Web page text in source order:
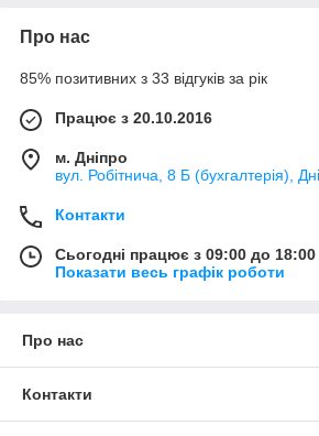
Про нас
85% позитивних з 33 відгуків за рік
Працює з 20.10.2016
м. Дніпро
вул. Робітнича, 8 Б (бухгалтерія),
Контакти
Сьогодні працює з 09:00 до 18:00
Показати весь графік роботи
Про нас
Контакти